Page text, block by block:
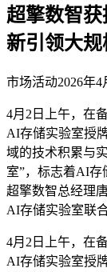
超擎数智获
新引领大
市场活动2026年4
4月2日上午，在
AI存储实验室授
域的技术积累与
室”，标志着AI存
超擎数智总经理
AI存储实验室联
4月2日上午，在
AI存储实验室授